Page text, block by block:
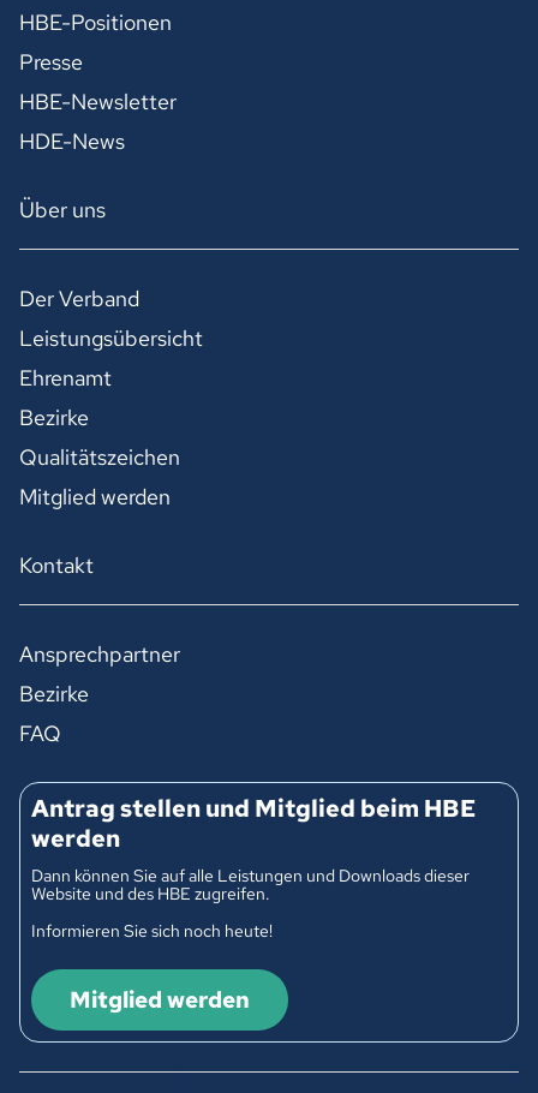
HBE-Positionen
Presse
HBE-Newsletter
HDE-News
Über uns
Der Verband
Leistungsübersicht
Ehrenamt
Bezirke
Qualitätszeichen
Mitglied werden
Kontakt
Ansprechpartner
Bezirke
FAQ
Antrag stellen und Mitglied beim HBE
werden
Dann können Sie auf alle Leistungen und Downloads dieser
Website und des HBE zugreifen.
Informieren Sie sich noch heute!
Mitglied werden